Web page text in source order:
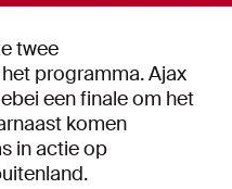
twee
programma. Ajax
een finale om het
komen
in actie op